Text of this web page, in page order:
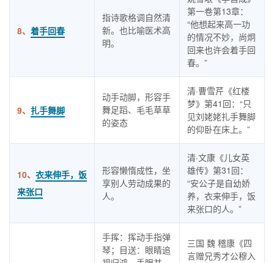
8、 着手回春
指诗歌格调自然清
新。也比喻医术高
明。
第一卷第13章：
“他想起来高一功
的情况不妙，尚炯
回来也许会着手回
春。”
9、 扎手舞脚
动手动脚，形容手
舞足蹈、毛毛草草
的姿态
清·曹雪芹《红楼
梦》第41回：“只
见刘姥姥扎手舞脚
的仰卧在床上。”
10、 衣来伸手，饭
来张口
形容懒惰成性，坐
享别人劳动成果的
人。
清·文康《儿女英
雄传》第31回：
“安公子是自幼娇
养，衣来伸手，饭
来张口的人。”
手挥：挥动手指弹
琴；目送：眼睛追
三国 魏 稽康《四
言赠兄秀才公穆入